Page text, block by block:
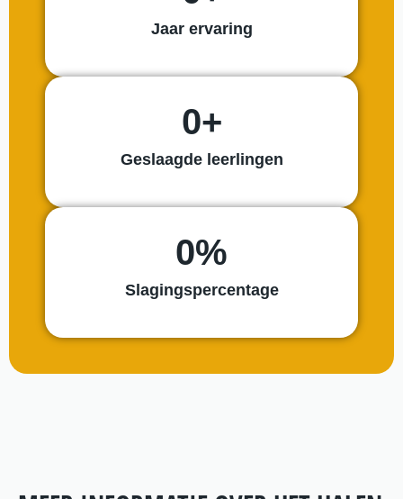
Jaar ervaring
Geslaagde leerlingen
0+
Slagingspercentage
0%